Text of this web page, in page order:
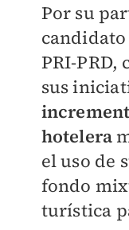
Por su
PRI-
sus
hotelera
el uso de
fondo
turística